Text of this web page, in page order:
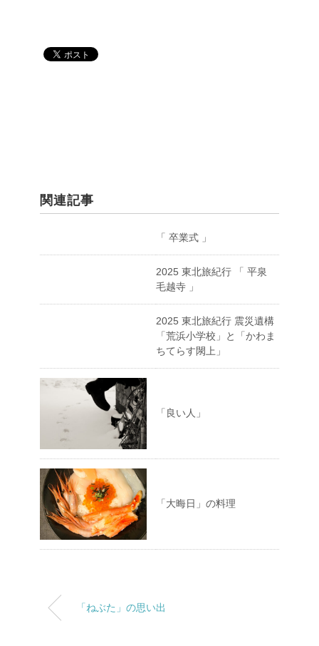
関連記事
「 卒業式 」
2025 東北旅紀行 「 平泉
毛越寺 」
2025 東北旅紀行 震災遺構
「荒浜小学校」と「かわま
ちてらす閖上」
「良い人」
「大晦日」の料理
「ねぶた」の思い出